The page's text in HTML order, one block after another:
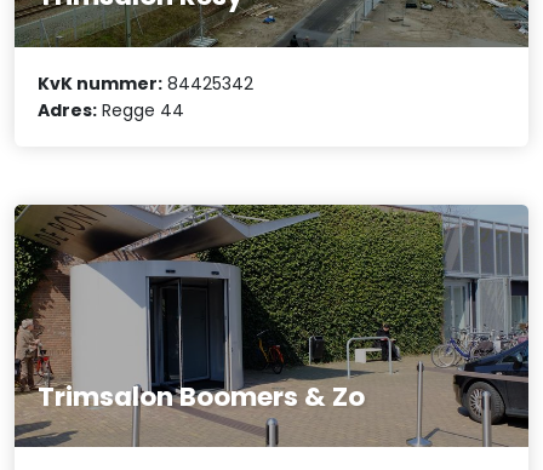
KvK nummer: 84425342
Adres: Regge 44
Trimsalon Boomers & Zo